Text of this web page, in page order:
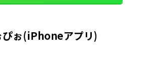
ぉ(iPhoneアプリ)